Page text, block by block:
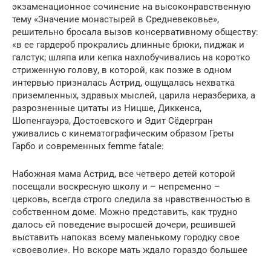
экзаменационное сочинение на высоконравственную
тему «Значение монастырей в Средневековье»,
решительно бросала вызов консервативному обществу:
«в ее гардероб прокрались длинные брюки, пиджак и
галстук; шляпа или кепка нахлобучивались на коротко
стриженную голову, в которой, как позже в одном
интервью призналась Астрид, ощущалась нехватка
приземленных, здравых мыслей, царила неразбериха, а
разрозненные цитаты из Ницше, Диккенса,
Шопенгауэра, Достоевского и Эдит Сёдергран
уживались с кинематографическим образом Греты
Гарбо и современных femme fatale:
Набожная мама Астрид, все четверо детей которой
посещали воскресную школу и – непременно –
церковь, всегда строго следила за нравственностью в
собственном доме. Можно представить, как трудно
далось ей поведение выросшей дочери, решившей
выставить напоказ всему маленькому городку свое
«своеволие». Но вскоре мать ждало гораздо большее